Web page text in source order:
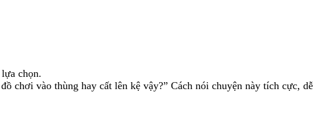
chọn.
chơi vào thùng hay cất lên kệ vậy?” Cách nói chuyện này tích cực, dễ